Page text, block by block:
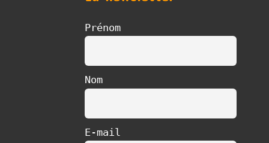
Prénom
Nom
E-mail